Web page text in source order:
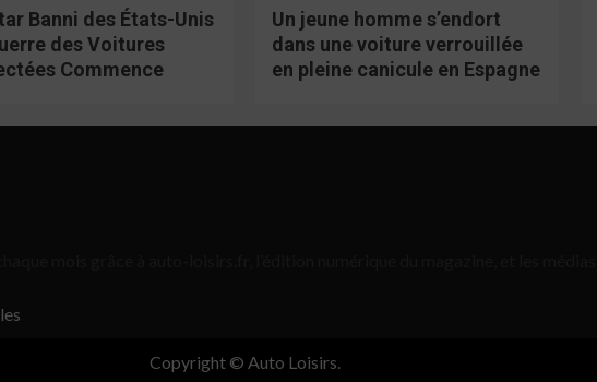
Banni des États-Unis
des Voitures
Commence
Un jeune homme s’endort
dans une voiture verrouillée
en pleine canicule en Espagne
Copyright © Auto Loisirs.